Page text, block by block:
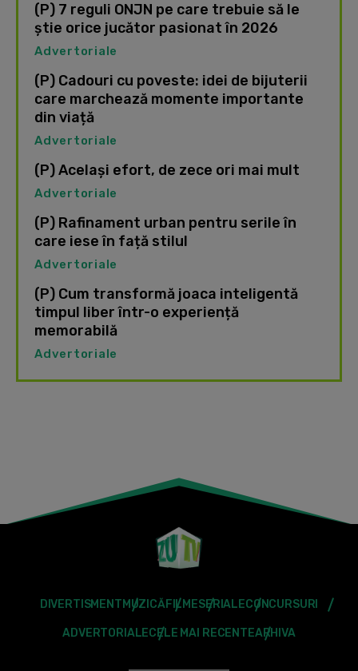
(P) 7 reguli ONJN pe care trebuie să le
știe orice jucător pasionat în 2026
Advertoriale
(P) Cadouri cu poveste: idei de bijuterii
care marchează momente importante
din viață
Advertoriale
(P) Același efort, de zece ori mai mult
Advertoriale
(P) Rafinament urban pentru serile în
care iese în față stilul
Advertoriale
(P) Cum transformă joaca inteligentă
timpul liber într-o experiență
memorabilă
Advertoriale
DIVERTISMENT MUZICĂFILMESERIALECONCURSURI
ADVERTORIALECELE MAI RECENTEARHIVA